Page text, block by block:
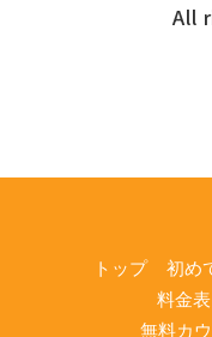
All
トップ 初め
料金表
無料カ